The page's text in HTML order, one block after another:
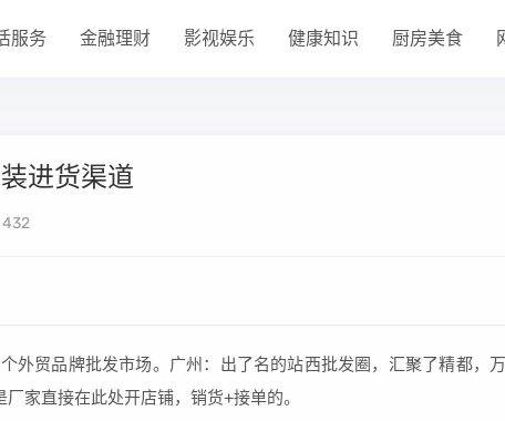
服务 金融理财 影视娱乐 健康知识 厨房美食
进货渠道
432
外贸品牌批发市场。广州：出了名的站西批发圈，汇聚了精都，万
家直接在此处开店铺，销货+接单的。